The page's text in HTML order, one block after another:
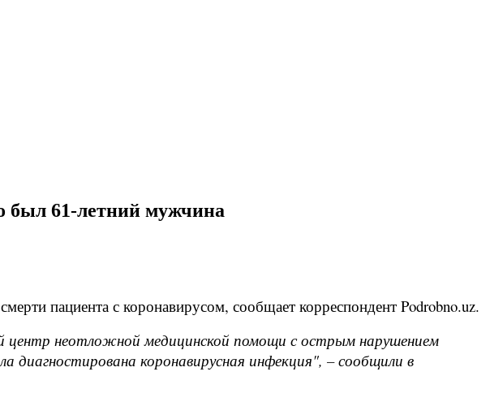
был 61-летний мужчина
пациента с коронавирусом, сообщает корреспондент Podrobno.uz.
центр неотложной медицинской помощи с острым нарушением
диагностирована коронавирусная инфекция", – сообщили в